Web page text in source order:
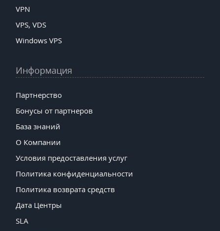
VPN
VPS, VDS
Windows VPS
Информация
Партнерство
Бонусы от партнеров
База знаний
О Компании
Условия предоставления услуг
Политика конфиденциальности
Политика возврата средств
Дата Центры
SLA